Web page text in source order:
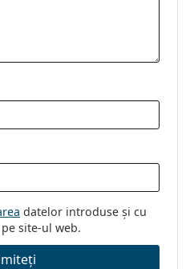
datelor introduse și cu
site-ul web.